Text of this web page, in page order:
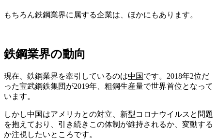
もちろん鉄鋼業界に属する企業は、ほかにもあります。
鉄鋼業界の動向
現在、鉄鋼業界を牽引しているのは中国です。2018年2位だ
った宝武鋼鉄集団が2019年、粗鋼生産量で世界首位となって
います。
しかし中国はアメリカとの対立、新型コロナウイルスと問題
を抱えており、引き続きこの体制が維持されるか、変動する
か注視したいところです。